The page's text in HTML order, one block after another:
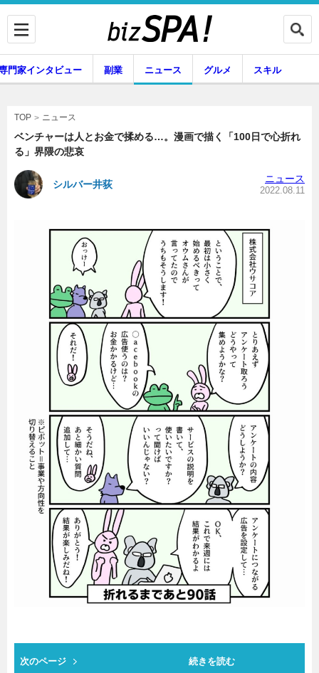
専門家インタビュー
副業 ニュース
グルメ スキル
暮らし エンタメ
連載一覧
門家インタビュー 副業 ニュース グルメ スキル
TOP ニュース
ベンチャーは人とお金で揉める…。漫画で描く「100日で心折れ
る」界隈の悲哀
シルバー井荻 ニュース
2022.08.11
次のページ 続きを読む